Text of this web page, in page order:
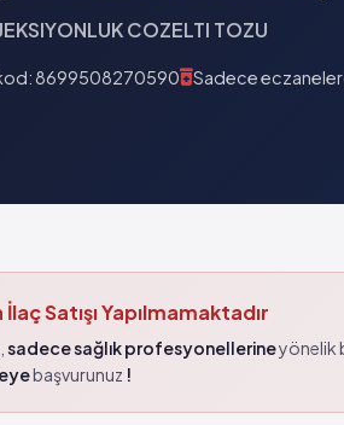
COZELTI TOZU
8699508270590 Sadece
Satışı Yapılmamaktadır
sadece sağlık profesyonellerineyönelik
başvurunuz !